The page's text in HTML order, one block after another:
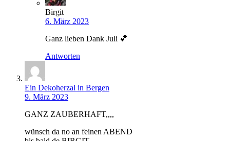
Birgit
6. März 2023
Ganz lieben Dank Juli 💕
Antworten
Ein Dekoherzal in Bergen
9. März 2023
GANZ ZAUBERHAFT,,,,
wünsch da no an feinen ABEND